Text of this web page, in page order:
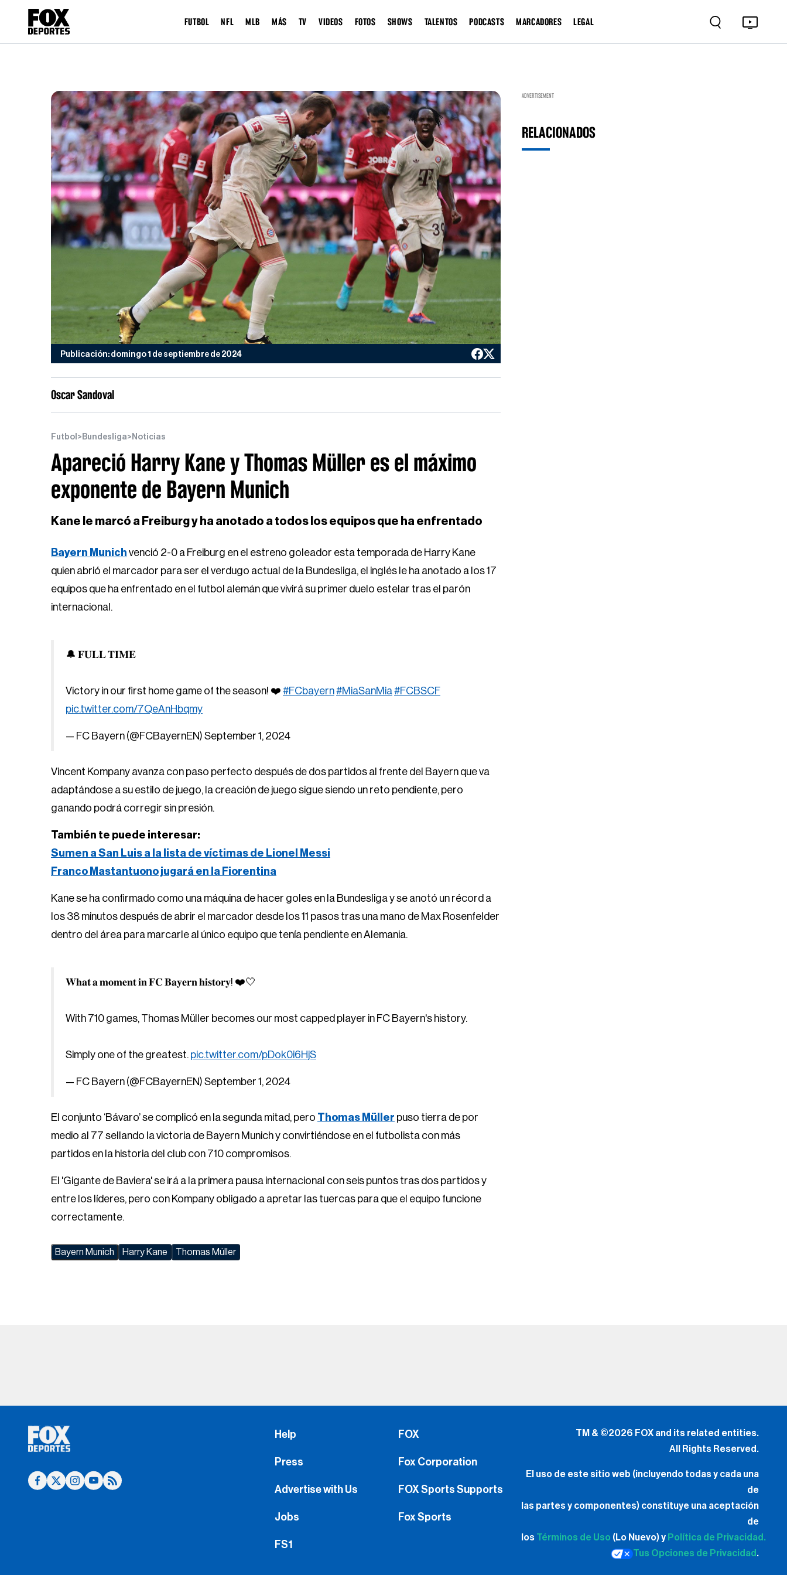
FUTBOL NFL MLB MÁS TV VIDEOS FOTOS SHOWS TALENTOS PODCASTS MARCADORES LEGAL
Publicación: domingo 1 de septiembre de 2024
Oscar Sandoval
Futbol > Bundesliga> Noticias
Apareció Harry Kane y Thomas Müller es el máximo
exponente de Bayern Munich
Kane le marcó a Freiburg y ha anotado a todos los equipos que ha enfrentado
Bayern Munich venció 2-0 a Freiburg en el estreno goleador esta temporada de Harry Kane
quien abrió el marcador para ser el verdugo actual de la Bundesliga, el inglés le ha anotado a los 17
equipos que ha enfrentado en el futbol alemán que vivirá su primer duelo estelar tras el parón
internacional.
🔔 𝐅𝐔𝐋𝐋 𝐓𝐈𝐌𝐄
Victory in our first home game of the season! ❤️ #FCbayern#MiaSanMia#FCBSCF
pic.twitter.com/7QeAnHbqmy
— FC Bayern (@FCBayernEN) September 1, 2024
Vincent Kompany avanza con paso perfecto después de dos partidos al frente del Bayern que va
adaptándose a su estilo de juego, la creación de juego sigue siendo un reto pendiente, pero
ganando podrá corregir sin presión.
También te puede interesar:
Sumen a San Luis a la lista de víctimas de Lionel Messi
Franco Mastantuono jugará en la Fiorentina
Kane se ha confirmado como una máquina de hacer goles en la Bundesliga y se anotó un récord a
los 38 minutos después de abrir el marcador desde los 11 pasos tras una mano de Max Rosenfelder
dentro del área para marcarle al único equipo que tenía pendiente en Alemania.
𝐖𝐡𝐚𝐭 𝐚 𝐦𝐨𝐦𝐞𝐧𝐭 𝐢𝐧 𝐅𝐂 𝐁𝐚𝐲𝐞𝐫𝐧 𝐡𝐢𝐬𝐭𝐨𝐫𝐲! ❤️🤍
With 710 games, Thomas Müller becomes our most capped player in FC Bayern's history.
Simply one of the greatest. pic.twitter.com/pDok0i6HjS
— FC Bayern (@FCBayernEN) September 1, 2024
El conjunto ‘Bávaro’ se complicó en la segunda mitad, pero Thomas Müller puso tierra de por
medio al 77 sellando la victoria de Bayern Munich y convirtiéndose en el futbolista con más
partidos en la historia del club con 710 compromisos.
El 'Gigante de Baviera' se irá a la primera pausa internacional con seis puntos tras dos partidos y
entre los líderes, pero con Kompany obligado a apretar las tuercas para que el equipo funcione
correctamente.
Bayern Munich Harry Kane Thomas Müller
ADVERTISEMENT
RELACIONADOS
Help
Press
Advertise with Us
Jobs
FS1
FOX
Fox Corporation
FOX Sports Supports
Fox Sports
TM & ©2026 FOX and its related entities.
All Rights Reserved.
El uso de este sitio web (incluyendo todas y cada una
de
las partes y componentes) constituye una aceptación
de
los Términos de Uso (Lo Nuevo) y Política de Privacidad.
Tus Opciones de Privacidad .